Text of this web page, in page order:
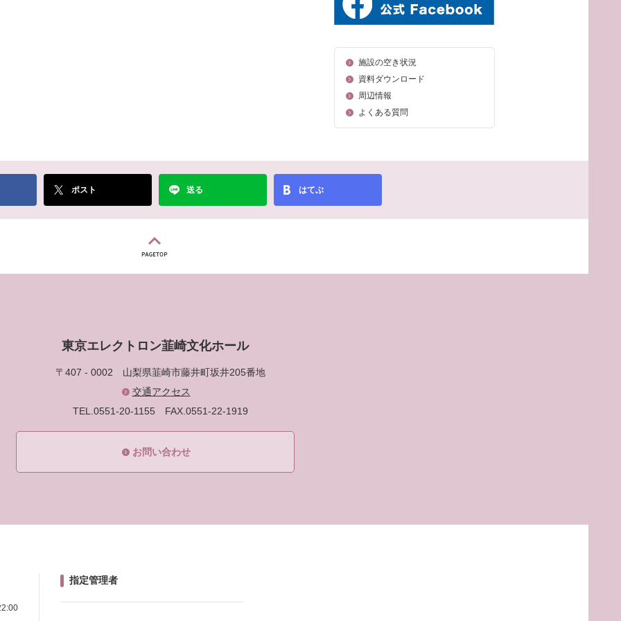
施設の空き状況
資料ダウンロード
周辺情報
よくある質問
ポスト 送る はてぶ
東京エレクトロン韮崎文化ホール
〒407 - 0002 山梨県韮崎市藤井町坂井205番地
交通アクセス
TEL.0551-20-1155 FAX.0551-22-1919
お問い合わせ
指定管理者